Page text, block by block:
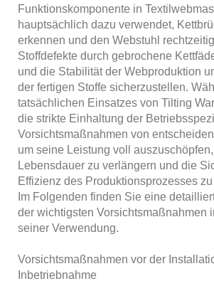
Funktionskomponente in
hauptsächlich dazu verwendet,
erkennen und den Webstuhl
Stoffdefekte durch gebrochene
und die Stabilität der Webproduktion
der fertigen Stoffe sicherzustellen.
tatsächlichen Einsatzes von Tilting
die strikte Einhaltung der
Vorsichtsmaßnahmen von
um seine Leistung voll
Lebensdauer zu verlängern und die
Effizienz des Produktionsprozesses
Im Folgenden finden Sie eine
der wichtigsten Vorsichtsmaßnahmen
seiner Verwendung.
Vorsichtsmaßnahmen vor der
Inbetriebnahme